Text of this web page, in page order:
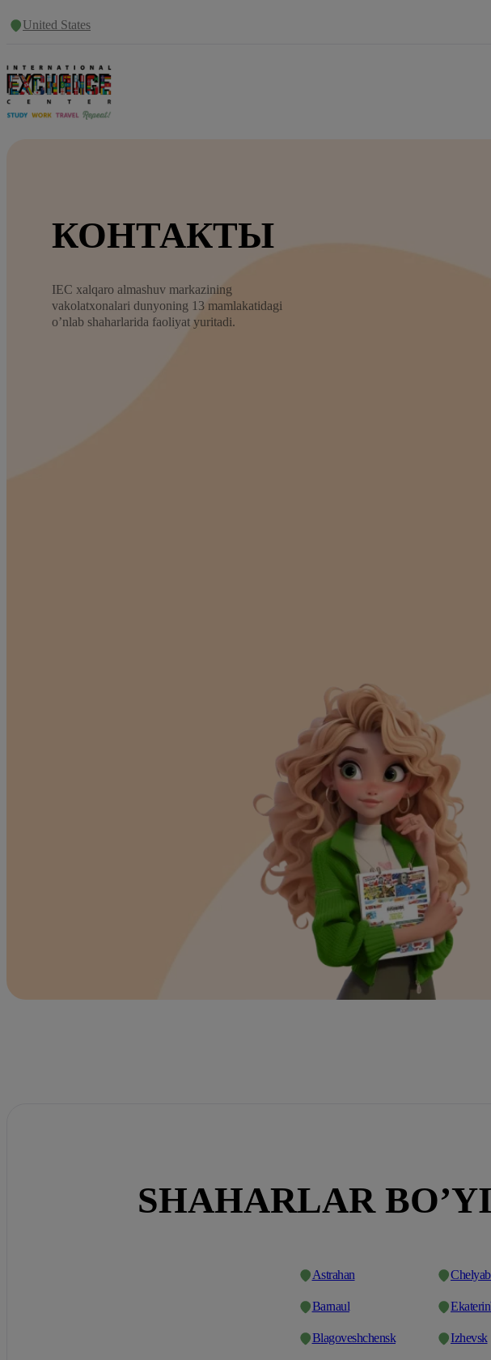
United States
КОНТАКТЫ
IEC xalqaro almashuv markazining
vakolatxonalari dunyoning 13 mamlakatidagi
o’nlab shaharlarida faoliyat yuritadi.
SHAHARLAR
Astrahan
Barnaul
Blagoveshchensk Izhevsk